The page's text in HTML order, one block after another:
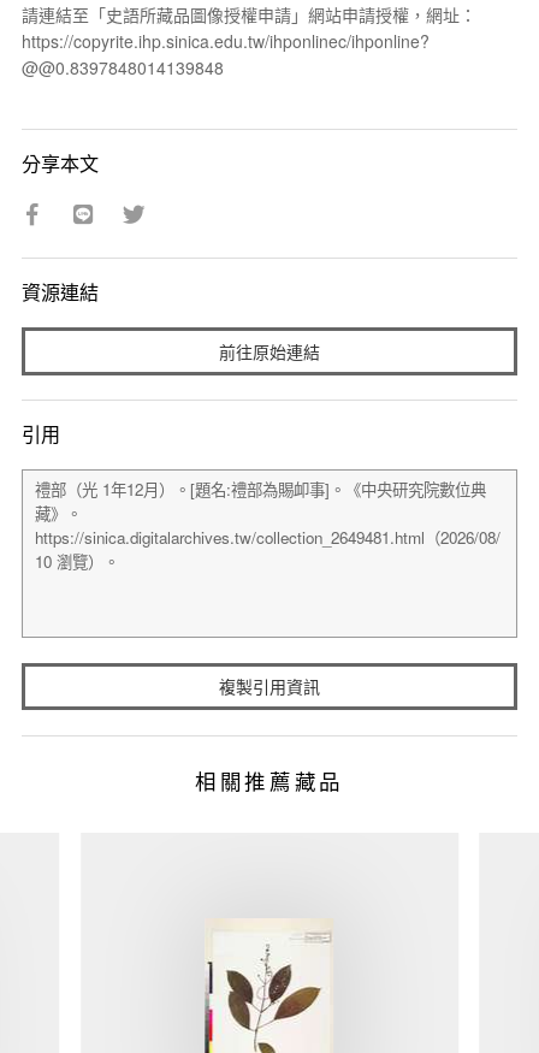
請連結至「史語所藏品圖像授權申請」網站申請授權，網址：
https://copyrite.ihp.sinica.edu.tw/ihponlinec/ihponline?
@@0.8397848014139848
分享本文
資源連結
前往原始連結
引用
複製引用資訊
相關推薦藏品